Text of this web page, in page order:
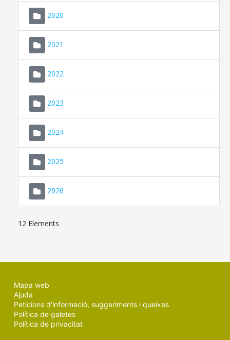
2020
2021
2022
2023
2024
2025
2026
12 Elements
Mapa web
Ajuda
Peticions d'informació, suggeriments i queixes
Política de galetes
Política de privacitat